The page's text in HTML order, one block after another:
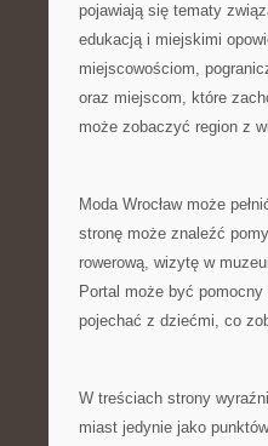
pojawiają się tematy
edukacją i miejskimi
miejscowościom,
oraz miejscom, które
może zobaczyć region z
Moda Wrocław może
stronę może znaleźć
rowerową, wizytę w
Portal może być
pojechać z dziećmi, co
W treściach strony
miast jedynie jako